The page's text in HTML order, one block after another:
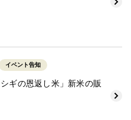
イベント告知
ギの恩返し米」新米の販